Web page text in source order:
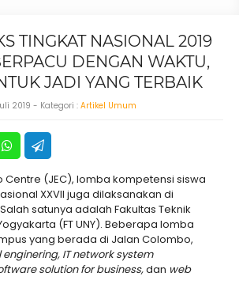
TINGKAT NASIONAL 2019
DENGAN WAKTU,
JADI YANG TERBAIK
2019 - Kategori : Artikel Umum
Centre (JEC), lomba kompetensi siswa
XXVII juga dilaksanakan di
satunya adalah Fakultas Teknik
(FT UNY). Beberapa lomba
yang berada di Jalan Colombo,
ITnetwork system
solution for business,dan web